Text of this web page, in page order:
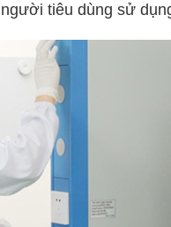
người tiêu dùng sử